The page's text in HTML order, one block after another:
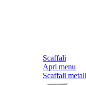
Scaffali
Apri menu
Scaffali